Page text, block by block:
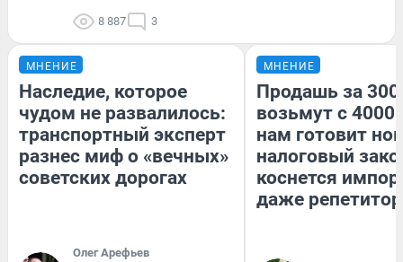
8 887 3
МНЕНИЕ
Наследие, которое
чудом не развалилось:
транспортный эксперт
разнес миф о «вечных»
советских дорогах
Олег Арефьев
МНЕНИЕ
Продашь за
возьмут с
нам готовит
налоговый
коснется
даже